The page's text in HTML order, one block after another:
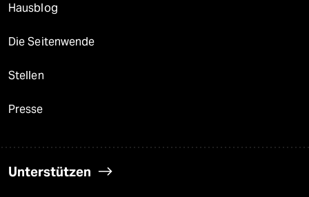
Hausblog
Die Seitenwende
Stellen
Presse
Unterstützen